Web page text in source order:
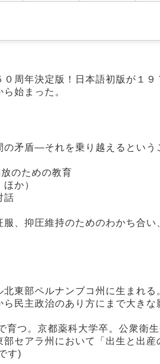
周年決定版！日本語初版が１９
始まった。
矛盾―それを乗り越えるという
のための教育
か）
話
抑圧維持のためのわかち合い
東部ペルナンブコ州に生まれる
民主政治のあり方にまで大きな
育つ。京都薬科大学卒。公衆衛
セアラ州において「出生と出産
す)